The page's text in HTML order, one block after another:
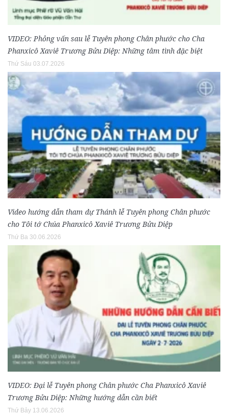
VIDEO: Phỏng vấn sau lễ Tuyên phong Chân phước cho Cha
Phanxicô Xaviê Trương Bửu Diệp: Những tâm tình đặc biệt
Thứ Sáu 03.07.2026
Video hướng dẫn tham dự Thánh lễ Tuyên phong Chân phước
cho Tôi tớ Chúa Phanxicô Xaviê Trương Bửu Diệp
Thứ Ba 30.06.2026
VIDEO: Đại lễ Tuyên phong Chân phước Cha Phanxicô Xaviê
Trương Bửu Diệp: Những hướng dẫn cần biết
Thứ Bảy 13.06.2026